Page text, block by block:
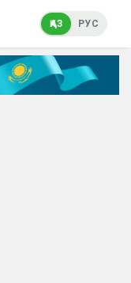
ҚАЗ РУС